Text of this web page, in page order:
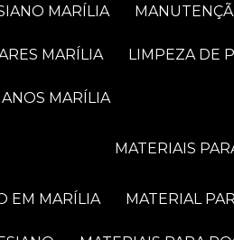
MARÍLIA
MARÍLIA LIMPEZA DE
MARÍLIA
MATERIAIS
EM MARÍLIA MATERIAL